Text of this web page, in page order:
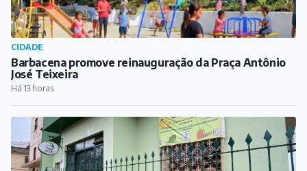
CIDADE
Barbacena promove reinauguração da Praça Antônio
José Teixeira
Há 13 horas